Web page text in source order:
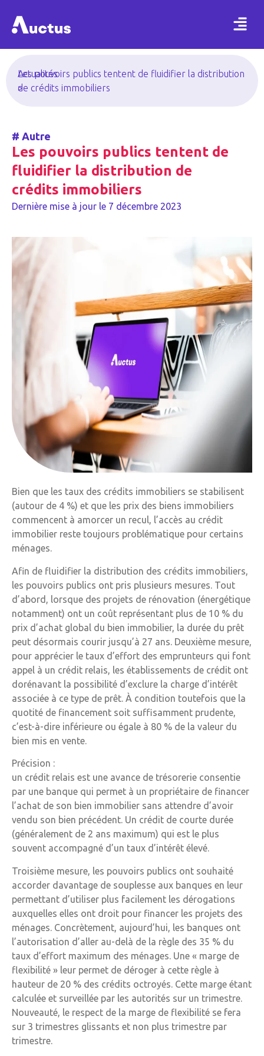
Actualités
>
Les pouvoirs publics tentent de fluidifier la distribution
de crédits immobiliers
# Autre
Les pouvoirs publics tentent de
fluidifier la distribution de
crédits immobiliers
Dernière mise à jour le 7 décembre 2023
Bien que les taux des crédits immobiliers se stabilisent
(autour de 4 %) et que les prix des biens immobiliers
commencent à amorcer un recul, l’accès au crédit
immobilier reste toujours problématique pour certains
ménages.
Afin de fluidifier la distribution des crédits immobiliers,
les pouvoirs publics ont pris plusieurs mesures. Tout
d’abord, lorsque des projets de rénovation (énergétique
notamment) ont un coût représentant plus de 10 % du
prix d’achat global du bien immobilier, la durée du prêt
peut désormais courir jusqu’à 27 ans. Deuxième mesure,
pour apprécier le taux d’effort des emprunteurs qui font
appel à un crédit relais, les établissements de crédit ont
dorénavant la possibilité d’exclure la charge d’intérêt
associée à ce type de prêt. À condition toutefois que la
quotité de financement soit suffisamment prudente,
c’est-à-dire inférieure ou égale à 80 % de la valeur du
bien mis en vente.
Précision :
un crédit relais est une avance de trésorerie consentie
par une banque qui permet à un propriétaire de financer
l’achat de son bien immobilier sans attendre d’avoir
vendu son bien précédent. Un crédit de courte durée
(généralement de 2 ans maximum) qui est le plus
souvent accompagné d’un taux d’intérêt élevé.
Troisième mesure, les pouvoirs publics ont souhaité
accorder davantage de souplesse aux banques en leur
permettant d’utiliser plus facilement les dérogations
auxquelles elles ont droit pour financer les projets des
ménages. Concrètement, aujourd’hui, les banques ont
l’autorisation d’aller au-delà de la règle des 35 % du
taux d’effort maximum des ménages. Une « marge de
flexibilité » leur permet de déroger à cette règle à
hauteur de 20 % des crédits octroyés. Cette marge étant
calculée et surveillée par les autorités sur un trimestre.
Nouveauté, le respect de la marge de flexibilité se fera
sur 3 trimestres glissants et non plus trimestre par
trimestre.